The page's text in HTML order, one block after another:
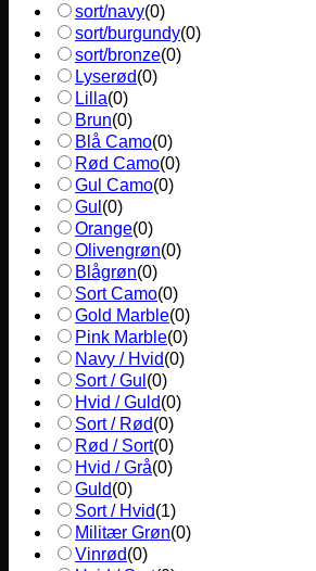
sort/navy(0)
sort/burgundy(0)
sort/bronze(0)
Lyserød(0)
Lilla(0)
Brun(0)
Blå Camo(0)
Rød Camo(0)
Gul Camo(0)
Gul (0)
Orange(0)
Olivengrøn(0)
Blågrøn(0)
Sort Camo(0)
Gold Marble(0)
Pink Marble(0)
Navy / Hvid(0)
Sort / Gul (0)
Hvid / Guld(0)
Sort / Rød(0)
Rød / Sort(0)
Hvid / Grå(0)
Guld(0)
Sort / Hvid(1)
Militær Grøn(0)
Vinrød(0)